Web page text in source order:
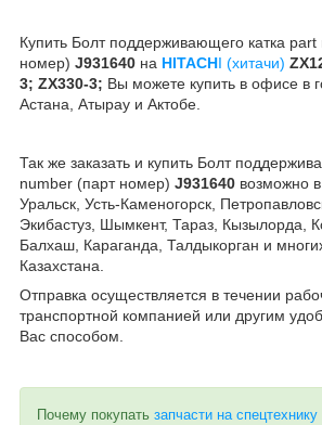
Купить Болт поддерживающего катка
номер) J931640 на HITACHI (хитачи)
3; ZX330-3; Вы можете купить в офисе в
Астана, Атырау и Актобе.
Так же заказать и купить Болт
number (парт номер) J931640 возможно в
Уральск, Усть-Каменогорск,
Экибастуз, Шымкент, Тараз, Кызылорда,
Балхаш, Караганда, Талдыкорган и
Казахстана.
Отправка осуществляется в течении
транспортной компанией или другим
Вас способом
Почему покупать запчасти на спецтехнику